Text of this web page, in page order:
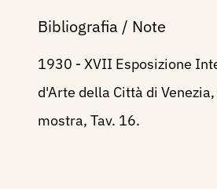
Bibliografia / Note
1930 - XVII Esposizione
d'Arte della Città di
mostra, Tav. 16.